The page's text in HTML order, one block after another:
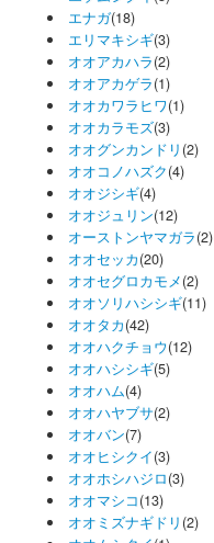
エナガ(18)
エリマキシギ(3)
オオアカハラ(2)
オオアカゲラ(1)
オオカワラヒワ(1)
オオカラモズ(3)
オオグンカンドリ (2)
オオコノハズク(4)
オオジシギ(4)
オオジュリン(12)
オーストンヤマガラ(2)
オオセッカ(20)
オオセグロカモメ(2)
オオソリハシシギ(11)
オオタカ(42)
オオハクチョウ(12)
オオハシシギ(5)
オオハム(4)
オオハヤブサ(2)
オオバン(7)
オオヒシクイ(3)
オオホシハジロ(3)
オオマシコ(13)
オオミズナギドリ (2)